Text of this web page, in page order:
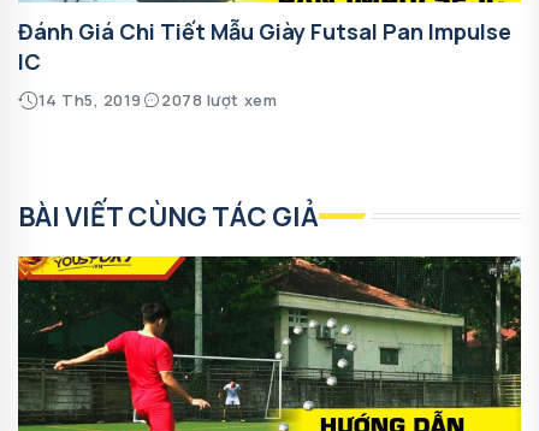
Đánh Giá Chi Tiết Mẫu Giày Futsal Pan Impulse
IC
14 Th5, 2019 2078 lượt xem
BÀI VIẾT CÙNG TÁC GIẢ